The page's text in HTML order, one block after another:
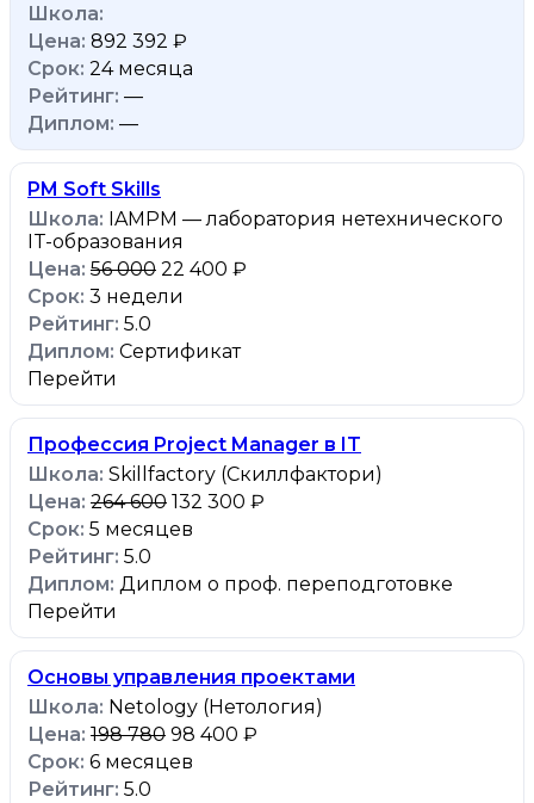
892 392 ₽
24 месяца
—
—
PM Soft Skills
IAMPM — лаборатория нетехнического
IT-образования
56 000 22 400 ₽
3 недели
5.0
Сертификат
Перейти
Профессия Project Manager в IT
Skillfactory (Скиллфактори)
264 600 132 300 ₽
5 месяцев
5.0
Диплом о проф. переподготовке
Перейти
Основы управления проектами
Netology (Нетология)
198 780 98 400 ₽
6 месяцев
5.0